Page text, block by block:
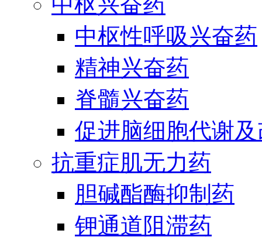
中枢性呼吸兴奋药
精神兴奋药
脊髓兴奋药
促进脑细胞代谢
抗重症肌无力药
胆碱酯酶抑制药
钾通道阻滞药